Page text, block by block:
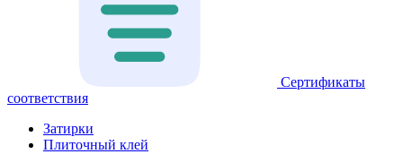
Сертификаты
соответствия
Затирки
Плиточный клей